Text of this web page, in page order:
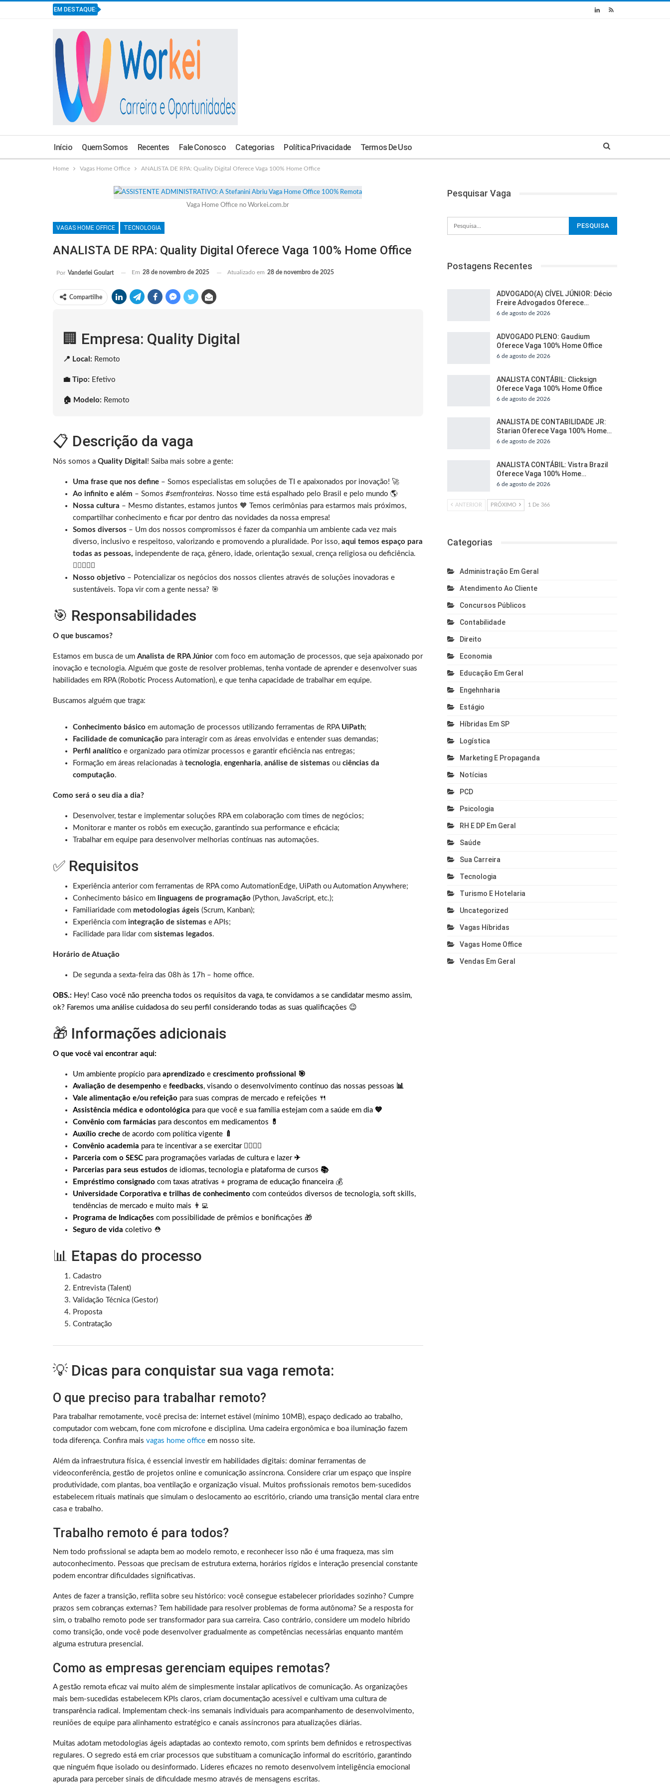
EM DESTAQUE:
Início Quem Somos Recentes Fale Conosco Categorias Política Privacidade Termos De Uso
Home Vagas Home Office ANALISTA DE RPA: Quality Digital Oferece Vaga 100% Home Office
Vaga Home Office no Workei.com.br
VAGAS HOME OFFICE TECNOLOGIA
ANALISTA DE RPA: Quality Digital Oferece Vaga 100% Home Office
Por Vanderlei Goulart Em 28 de novembro de 2025 Atualizado em 28 de novembro de 2025
Compartilhe
🏢 Empresa: Quality Digital
📍 Local: Remoto
💼 Tipo: Efetivo
🏠 Modelo: Remoto
📋 Descrição da vaga
Nós somos a Quality Digital ! Saiba mais sobre a gente:
Uma frase que nos define – Somos especialistas em soluções de TI e apaixonados por inovação! 🚀
Ao infinito e além – Somos #semfronteiras. Nosso time está espalhado pelo Brasil e pelo mundo 🌎
Nossa cultura – Mesmo distantes, estamos juntos 🧡 Temos cerimônias para estarmos mais próximos,
compartilhar conhecimento e ficar por dentro das novidades da nossa empresa!
Somos diversos – Um dos nossos compromissos é fazer da companhia um ambiente cada vez mais
diverso, inclusivo e respeitoso, valorizando e promovendo a pluralidade. Por isso, aqui temos espaço para
todas as pessoas, independente de raça, gênero, idade, orientação sexual, crença religiosa ou deficiência.
🏳️‍🌈 👩🏾‍🦽
Nosso objetivo – Potencializar os negócios dos nossos clientes através de soluções inovadoras e
sustentáveis. Topa vir com a gente nessa? 🎯
🎯 Responsabilidades
O que buscamos?
Estamos em busca de um Analista de RPA Júnior com foco em automação de processos, que seja apaixonado por
inovação e tecnologia. Alguém que goste de resolver problemas, tenha vontade de aprender e desenvolver suas
habilidades em RPA (Robotic Process Automation), e que tenha capacidade de trabalhar em equipe.
Buscamos alguém que traga:
Conhecimento básico em automação de processos utilizando ferramentas de RPA UiPath;
Facilidade de comunicação para interagir com as áreas envolvidas e entender suas demandas;
Perfil analítico e organizado para otimizar processos e garantir eficiência nas entregas;
Formação em áreas relacionadas à tecnologia, engenharia, análise de sistemas ou ciências da
computação.
Como será o seu dia a dia?
Desenvolver, testar e implementar soluções RPA em colaboração com times de negócios;
Monitorar e manter os robôs em execução, garantindo sua performance e eficácia;
Trabalhar em equipe para desenvolver melhorias contínuas nas automações.
✅ Requisitos
Experiência anterior com ferramentas de RPA como AutomationEdge, UiPath ou Automation Anywhere;
Conhecimento básico em linguagens de programação (Python, JavaScript, etc.);
Familiaridade com metodologias ágeis (Scrum, Kanban);
Experiência com integração de sistemas e APIs;
Facilidade para lidar com sistemas legados.
Horário de Atuação
De segunda a sexta-feira das 08h às 17h – home office.
OBS.: Hey! Caso você não preencha todos os requisitos da vaga, te convidamos a se candidatar mesmo assim,
ok? Faremos uma análise cuidadosa do seu perfil considerando todas as suas qualificações 😉
🎁 Informações adicionais
O que você vai encontrar aqui:
Um ambiente propício para aprendizado e crescimento profissional 🎯
Avaliação de desempenho e feedbacks, visando o desenvolvimento contínuo das nossas pessoas 📊
Vale alimentação e/ou refeição para suas compras de mercado e refeições 🍴
Assistência médica e odontológica para que você e sua família estejam com a saúde em dia 💙
Convênio com farmácias para descontos em medicamentos 💊
Auxílio creche de acordo com política vigente 🍼
Convênio academia para te incentivar a se exercitar🤸‍♀️🤸‍♂️
Parceria com o SESC para programações variadas de cultura e lazer✈
Parcerias para seus estudos de idiomas, tecnologia e plataforma de cursos 📚
Empréstimo consignado com taxas atrativas + programa de educação financeira 💰
Universidade Corporativa e trilhas de conhecimento com conteúdos diversos de tecnologia, soft skills,
tendências de mercado e muito mais 👨‍💻
Programa de Indicações com possibilidade de prêmios e bonificações 🎁
Seguro de vida coletivo ⛑
📊 Etapas do processo
Cadastro
Entrevista (Talent)
Validação Técnica (Gestor)
Proposta
Contratação
💡 Dicas para conquistar sua vaga remota:
O que preciso para trabalhar remoto?
Para trabalhar remotamente, você precisa de: internet estável (mínimo 10MB), espaço dedicado ao trabalho,
computador com webcam, fone com microfone e disciplina. Uma cadeira ergonômica e boa iluminação fazem
toda diferença. Confira mais vagas home office em nosso site.
Além da infraestrutura física, é essencial investir em habilidades digitais: dominar ferramentas de
videoconferência, gestão de projetos online e comunicação assíncrona. Considere criar um espaço que inspire
produtividade, com plantas, boa ventilação e organização visual. Muitos profissionais remotos bem-sucedidos
estabelecem rituais matinais que simulam o deslocamento ao escritório, criando uma transição mental clara entre
casa e trabalho.
Trabalho remoto é para todos?
Nem todo profissional se adapta bem ao modelo remoto, e reconhecer isso não é uma fraqueza, mas sim
autoconhecimento. Pessoas que precisam de estrutura externa, horários rígidos e interação presencial constante
podem encontrar dificuldades significativas.
Antes de fazer a transição, reflita sobre seu histórico: você consegue estabelecer prioridades sozinho? Cumpre
prazos sem cobranças externas? Tem habilidade para resolver problemas de forma autônoma? Se a resposta for
sim, o trabalho remoto pode ser transformador para sua carreira. Caso contrário, considere um modelo híbrido
como transição, onde você pode desenvolver gradualmente as competências necessárias enquanto mantém
alguma estrutura presencial.
Como as empresas gerenciam equipes remotas?
A gestão remota eficaz vai muito além de simplesmente instalar aplicativos de comunicação. As organizações
mais bem-sucedidas estabelecem KPIs claros, criam documentação acessível e cultivam uma cultura de
transparência radical. Implementam check-ins semanais individuais para acompanhamento de desenvolvimento,
reuniões de equipe para alinhamento estratégico e canais assíncronos para atualizações diárias.
Muitas adotam metodologias ágeis adaptadas ao contexto remoto, com sprints bem definidos e retrospectivas
regulares. O segredo está em criar processos que substituam a comunicação informal do escritório, garantindo
que ninguém fique isolado ou desinformado. Líderes eficazes no remoto desenvolvem inteligência emocional
apurada para perceber sinais de dificuldade mesmo através de mensagens escritas.
Pesquisar Vaga
Postagens Recentes
ADVOGADO(A) CÍVEL JÚNIOR: Décio
Freire Advogados Oferece…
6 de agosto de 2026
ADVOGADO PLENO: Gaudium
Oferece Vaga 100% Home Office
6 de agosto de 2026
ANALISTA CONTÁBIL: Clicksign
Oferece Vaga 100% Home Office
6 de agosto de 2026
ANALISTA DE CONTABILIDADE JR:
Starian Oferece Vaga 100% Home…
6 de agosto de 2026
ANALISTA CONTÁBIL: Vistra Brazil
Oferece Vaga 100% Home…
6 de agosto de 2026
ANTERIOR PRÓXIMO 1 De 366
Categorias
Administração Em Geral
Atendimento Ao Cliente
Concursos Públicos
Contabilidade
Direito
Economia
Educação Em Geral
Engehnharia
Estágio
Híbridas Em SP
Logística
Marketing E Propaganda
Notícias
PCD
Psicologia
RH E DP Em Geral
Saúde
Sua Carreira
Tecnologia
Turismo E Hotelaria
Uncategorized
Vagas Híbridas
Vagas Home Office
Vendas Em Geral